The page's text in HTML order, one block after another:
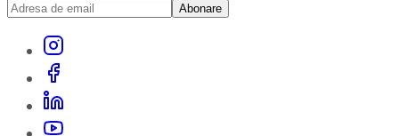
Abonare